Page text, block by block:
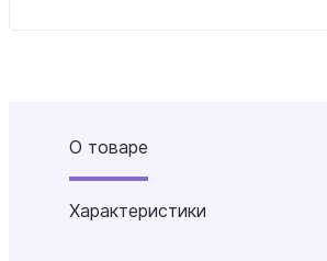
О товаре
Характеристики